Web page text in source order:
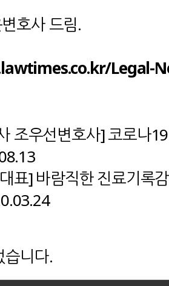
호사 드림.
Legal-
조우선변호사] 코로나
표] 바람직한 진료기록
습니다.